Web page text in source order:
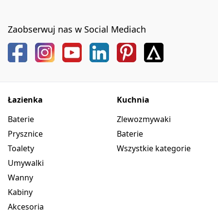
Zaobserwuj nas w Social Mediach
Łazienka
Baterie
Prysznice
Toalety
Umywalki
Wanny
Kabiny
Akcesoria
Kuchnia
Zlewozmywaki
Baterie
Wszystkie kategorie